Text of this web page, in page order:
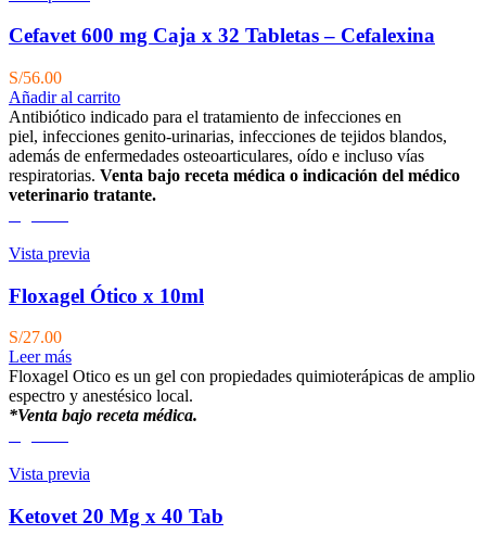
Cefavet 600 mg Caja x 32 Tabletas – Cefalexina
S/56.00
Añadir al carrito
Antibiótico indicado para el tratamiento de infecciones en
piel, infecciones genito-urinarias, infecciones de tejidos blandos,
además de enfermedades osteoarticulares, oído e incluso vías
respiratorias. Venta bajo receta médica o indicación del médico
veterinario tratante.
Vista previa
Floxagel Ótico x 10ml
S/27.00
Leer más
Floxagel Otico es un gel con propiedades quimioterápicas de amplio
espectro y anestésico local.
*Venta bajo receta médica.
Vista previa
Ketovet 20 Mg x 40 Tab